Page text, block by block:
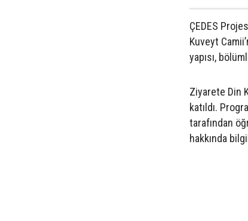
ÇEDES
Kuveyt
yapısı,
Ziyarete Din
katıldı.
tarafından
hakkında